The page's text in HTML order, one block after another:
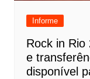
Informe
Rock in Rio
e
disponível